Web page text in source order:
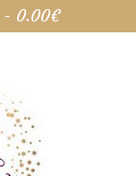
- 0.00€